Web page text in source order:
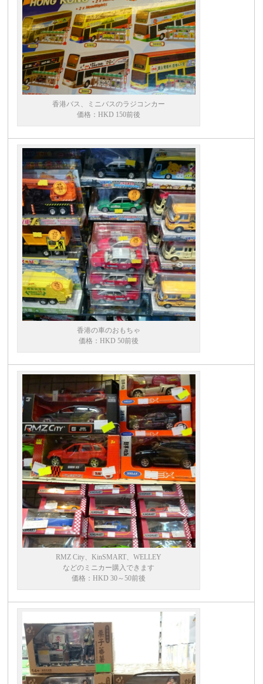
香港バス、ミニバスのラジコンカー
価格：HKD 150前後
香港の車のおもちゃ
価格：HKD 50前後
RMZ City、KinSMART、WELLEY
などのミニカー購入できます
価格：HKD 30～50前後